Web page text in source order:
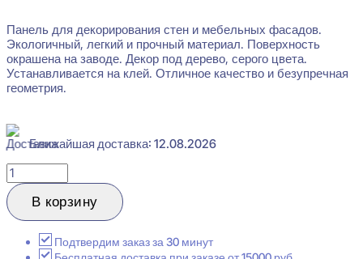
Панель для декорирования стен и мебельных фасадов.
Экологичный, легкий и прочный материал. Поверхность
окрашена на заводе. Декор под дерево, серого цвета.
Устанавливается на клей. Отличное качество и безупречная
геометрия.
Ближайшая доставка: 12.08.2026
Количество
товара
Hiwood
LV124
Стеновая
В корзину
Подтвердим заказ за 30 минут